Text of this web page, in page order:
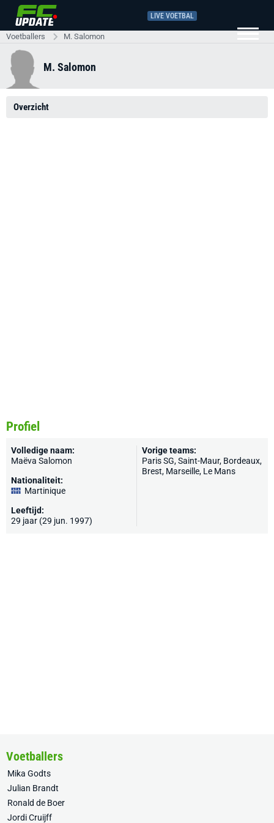
LIVE VOETBAL
Voetballers M. Salomon
M. Salomon
Overzicht
Profiel
Volledige naam:
Maëva Salomon
Nationaliteit:
Martinique
Leeftijd:
29 jaar (29 jun. 1997)
Vorige teams:
Paris SG, Saint-Maur, Bordeaux,
Brest, Marseille, Le Mans
Voetballers
Mika Godts
Julian Brandt
Ronald de Boer
Jordi Cruijff